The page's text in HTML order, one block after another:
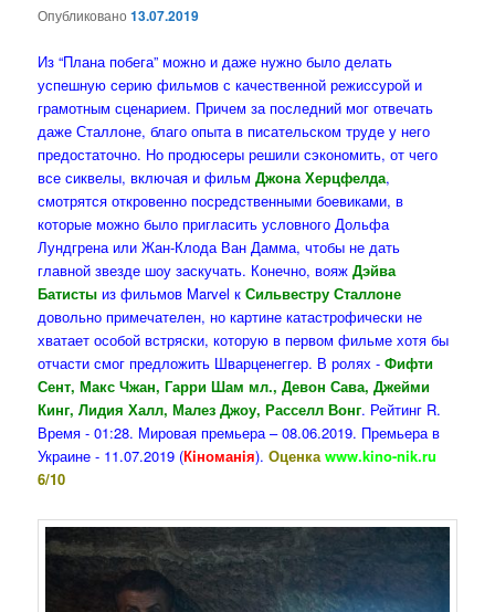
Опубликовано13.07.2019
Из “Плана побега” можно и даже нужно было делать
успешную серию фильмов с качественной режиссурой и
грамотным сценарием. Причем за последний мог отвечать
даже Сталлоне, благо опыта в писательском труде у него
предостаточно. Но продюсеры решили сэкономить, от чего
все сиквелы, включая и фильмДжона Херцфелда,
смотрятся откровенно посредственными боевиками, в
которые можно было пригласить условного Дольфа
Лундгрена или Жан-Клода Ван Дамма, чтобы не дать
главной звезде шоу заскучать. Конечно, вояжДэйва
Батисты из фильмов Marvel кСильвестру Сталлоне
довольно примечателен, но картине катастрофически не
хватает особой встряски, которую в первом фильме хотя бы
отчасти смог предложить Шварценеггер. В ролях -Фифти
Сент, Макс Чжан, Гарри Шам мл., Девон Сава, Джейми
Кинг, Лидия Халл, Малез Джоу, Расселл Вонг. Рейтинг R.
Время - 01:28. Мировая премьера – 08.06.2019. Премьера в
Украине - 11.07.2019 (Кiноманiя).Оценка www.kino-nik.ru
6/10